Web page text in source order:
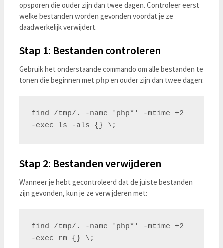
opsporen die ouder zijn dan twee dagen. Controleer eerst
welke bestanden worden gevonden voordat je ze
daadwerkelijk verwijdert.
Stap 1: Bestanden controleren
Gebruik het onderstaande commando om alle bestanden te
tonen die beginnen met php en ouder zijn dan twee dagen:
find /tmp/. -name 'php*' -mtime +2
Stap 2: Bestanden verwijderen
Wanneer je hebt gecontroleerd dat de juiste bestanden
zijn gevonden, kun je ze verwijderen met:
find /tmp/. -name 'php*' -mtime +2